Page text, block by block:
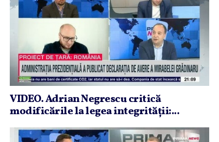
VIDEO. Adrian Negrescu critică
modificările la legea integrităţii:...